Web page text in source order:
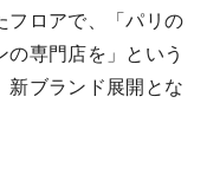
フロアで、「パリの
専門店を」という
新ブランド展開とな